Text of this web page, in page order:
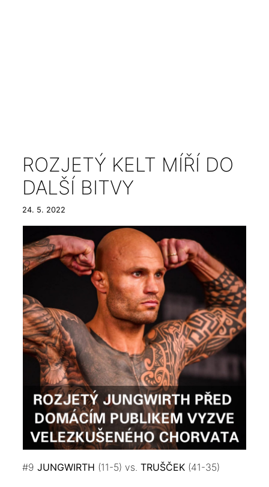
ROZJETÝ KELT MÍŘÍ DO
DALŠÍ BITVY
24. 5. 2022
#9JUNGWIRTH (11-5) vs.TRUŠČEK (41-35)